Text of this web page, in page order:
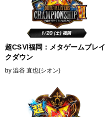
超CSⅥ福岡：メタゲームブレイ
クダウン
by 澁谷 直也(シオン)